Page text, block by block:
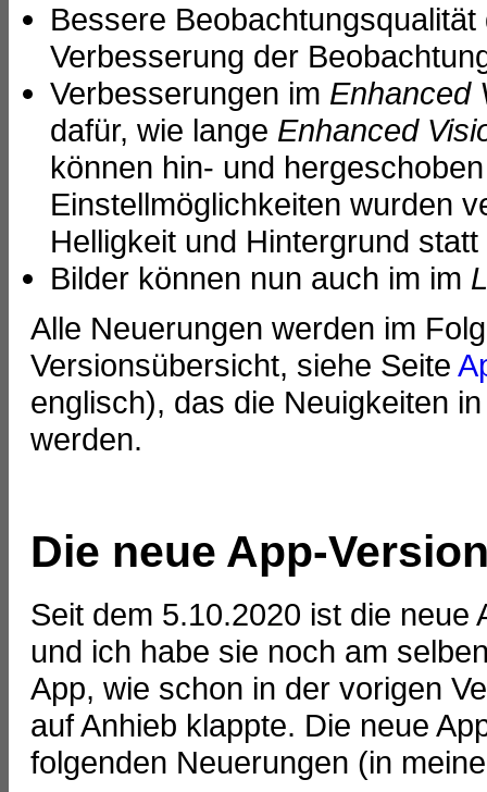
Bessere
Verbesserung der
Verbesserungen im Enhanced
dafür, wie lange Enhanced
können hin- und
Einstellmöglichkeiten wurden
Helligkeit und Hintergrund
Bilder können nun auch im im
Alle Neuerungen werden im
Versionsübersicht, siehe Seite
englisch), das die Neuigkeiten
werden.
Die neue App-
Seit dem 5.10.2020 ist die neue
und ich habe sie noch am
App, wie schon in der vorigen
auf Anhieb klappte. Die neue
folgenden Neuerungen (in